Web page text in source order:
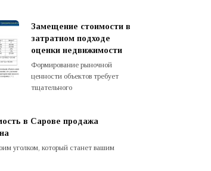
Замещение стоимости в
затратном подходе
оценки недвижимости
Формирование рыночной
ценности объектов требует
тщательного
в Сарове продажа
уголком, который станет вашим